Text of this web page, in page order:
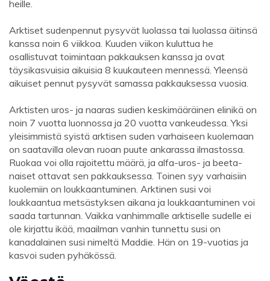
heille.
Arktiset sudenpennut pysyvät luolassa tai luolassa äitinsä
kanssa noin 6 viikkoa. Kuuden viikon kuluttua he
osallistuvat toimintaan pakkauksen kanssa ja ovat
täysikasvuisia aikuisia 8 kuukauteen mennessä. Yleensä
aikuiset pennut pysyvät samassa pakkauksessa vuosia.
Arktisten uros- ja naaras sudien keskimääräinen elinikä on
noin 7 vuotta luonnossa ja 20 vuotta vankeudessa. Yksi
yleisimmistä syistä arktisen suden varhaiseen kuolemaan
on saatavilla olevan ruoan puute ankarassa ilmastossa.
Ruokaa voi olla rajoitettu määrä, ja alfa-uros- ja beeta-
naiset ottavat sen pakkauksessa. Toinen syy varhaisiin
kuolemiin on loukkaantuminen. Arktinen susi voi
loukkaantua metsästyksen aikana ja loukkaantuminen voi
saada tartunnan. Vaikka vanhimmalle arktiselle sudelle ei
ole kirjattu ikää, maailman vanhin tunnettu susi on
kanadalainen susi nimeltä Maddie. Hän on 19-vuotias ja
kasvoi suden pyhäkössä.